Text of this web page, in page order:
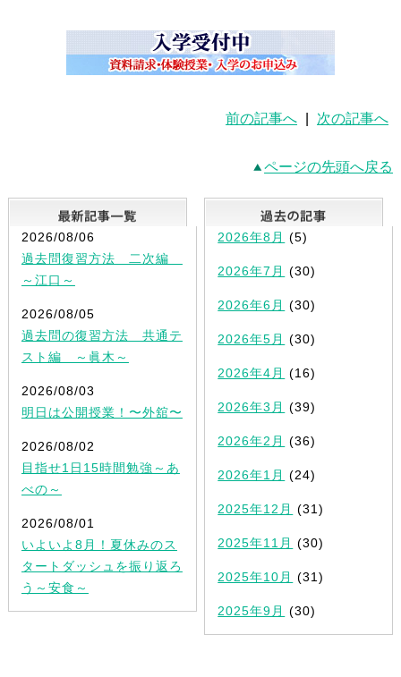
前の記事へ 次の記事へ
ページの先頭へ戻る
最新記事一覧
2026/08/06
過去問復習方法 二次編
～江口～
2026/08/05
過去問の復習方法 共通テ
スト編 ～眞木～
2026/08/03
明日は公開授業！〜外舘〜
2026/08/02
目指せ1日15時間勉強～あ
べの～
2026/08/01
いよいよ8月！夏休みのス
タートダッシュを振り返ろ
う～安食～
2026年8月 (5)
2026年7月 (30)
2026年6月 (30)
2026年5月 (30)
2026年4月 (16)
2026年3月 (39)
2026年2月 (36)
2026年1月 (24)
2025年12月 (31)
2025年11月 (30)
2025年10月 (31)
2025年9月 (30)